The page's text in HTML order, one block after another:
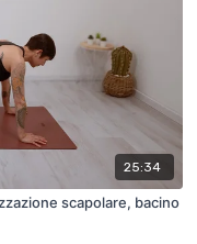
25:34
scapolare, bacino